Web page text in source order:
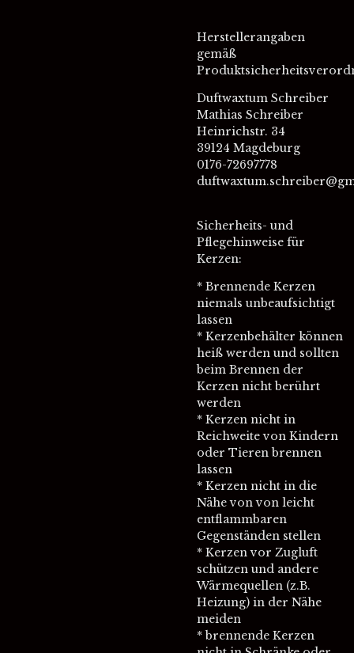
Herstellerangaben
gemäß
Duftwaxtum Schreiber
Mathias Schreiber
Heinrichstr. 34
39124 Magdeburg
0176-72697778
Sicherheits- und
Pflegehinweise für
Kerzen:
* Brennende Kerzen
niemals unbeaufsichtigt
lassen
* Kerzenbehälter können
heiß werden und sollten
beim Brennen der
Kerzen nicht berührt
werden
* Kerzen nicht in
Reichweite von Kindern
oder Tieren brennen
lassen
* Kerzen nicht in die
Nähe von von leicht
entflammbaren
Gegenständen stellen
* Kerzen vor Zugluft
schützen und andere
Wärmequellen (z.B.
Heizung) in der Nähe
meiden
* brennende Kerzen